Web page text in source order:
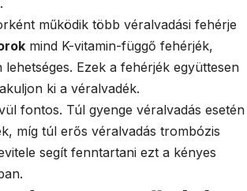
működik több véralvadási fehérje
mind K-vitamin-függő fehérjék,
Ezek a fehérjék együttesen
ki a véralvadék.
fontos. Túl gyenge véralvadás esetén
míg túl erős véralvadás trombózis
segít fenntartani ezt a kényes